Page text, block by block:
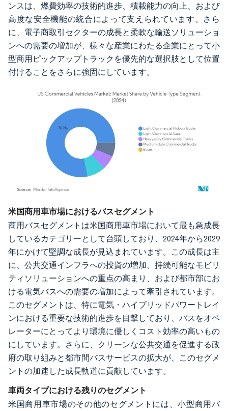
ンスは、燃費効率の技術的進歩、積載能力の向上、および
高度な安全機能の統合によって支えられています。さら
に、電子商取引セクターの成長と柔軟な輸送ソリューショ
ンへの需要の増加が、様々な産業にわたる企業にとって小
型商用ピックアップトラックを優先的な選択肢として位置
付けることをさらに強固にしています。
画像 © Mordor Intelligence。再利用にはCC BY 4.0の表示が必要です。
米国商用車市場におけるバスセグメント
商用バスセグメントは米国商用車市場において最も急成長
しているカテゴリーとして台頭しており、2024年から2029
年にかけて堅調な成長が見込まれています。この成長は主
に、公共交通インフラへの投資の増加、持続可能なモビリ
ティソリューションへの重点の高まり、および都市部にお
ける電気バスへの需要の増加によって牽引されています。
このセグメントは、特に電気・ハイブリッドパワートレイ
ンにおける重要な技術的進歩を目撃しており、バスをオペ
レーターにとってより環境に優しくコスト効率の高いもの
にしています。さらに、クリーンな公共交通を促進する政
府の取り組みと都市間バスサービスの拡大が、このセグメ
ントの加速した成長軌道に貢献しています。
車両タイプにおける残りのセグメント
米国商用車市場のその他のセグメントには、小型商用バ